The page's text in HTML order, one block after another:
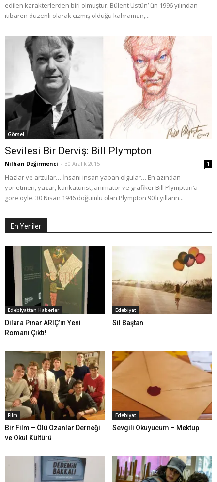
edilen karakterlerden biri olmuştur. Bülent Üstün’ ün 1996 yılından
itibaren düzenli olarak çizmiş olduğu kahraman,...
Görsel
Sevilesi Bir Derviş: Bill Plympton
Nilhan Değirmenci - 30 Aralık 2015 1
Hazlar ve arzular… İnsanı insan yapan olgular… En azından
yönetmen, yazar, karikatürist, animatör ve grafiker Bill Plympton’a
göre öyle. 30 Nisan 1946 doğumlu olan Plympton 90’lı yılların...
En Yeniler
Edebiyattan Haberler
Dilara Pınar ARIÇ’ın Yeni
Romanı Çıktı!
Edebiyat
Sil Baştan
Film
Bir Film – Ölü Ozanlar Derneği
ve Okul Kültürü
Edebiyat
Sevgili Okuyucum – Mektup